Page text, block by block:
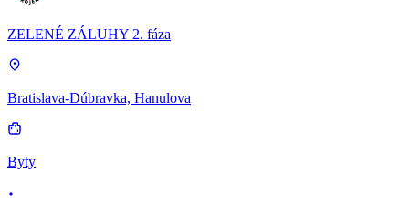
ZELENÉ ZÁLUHY 2. fáza
Bratislava-Dúbravka, Hanulova
Byty